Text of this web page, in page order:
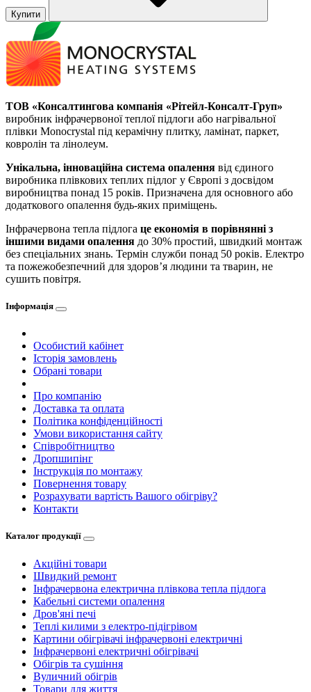
Купити
ТОВ «Консалтингова компанія «Рітейл-Консалт-Груп»
виробник інфрачервоної теплої підлоги або нагрівальної
плівки Monocrystal під керамічну плитку, ламінат, паркет,
ковролін та лінолеум.
Унікальна, інноваційна система опалення від єдиного
виробника плівкових теплих підлог у Європі з досвідом
виробництва понад 15 років. Призначена для основного або
додаткового опалення будь-яких приміщень.
Інфрачервона тепла підлога це економія в порівнянні з
іншими видами опалення до 30% простий, швидкий монтаж
без спеціальних знань. Термін служби понад 50 років. Електро
та пожежобезпечний для здоров’я людини та тварин, не
сушить повітря.
Інформація
Особистий кабінет
Історія замовлень
Обрані товари
Про компанію
Доставка та оплата
Політика конфіденційності
Умови використання сайту
Співробітництво
Дропшипінг
Інструкція по монтажу
Повернення товару
Розрахувати вартість Вашого обігріву?
Контакти
Каталог продукції
Акційні товари
Швидкий ремонт
Інфрачервона електрична плівкова тепла підлога
Кабельні системи опалення
Дров'яні печі
Теплі килими з електро-підігрівом
Картини обігрівачі інфрачервоні електричні
Інфрачервоні електричні обігрівачі
Обігрів та сушіння
Вуличний обігрів
Товари для життя